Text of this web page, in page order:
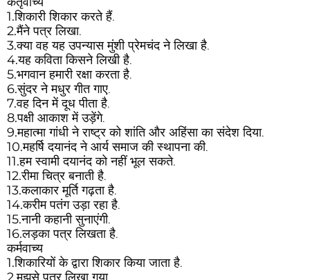
1.शिकारी शिकार करते हैं.
2.मैंने पत्र लिखा.
3.क्या वह यह उपन्यास मुंशी प्रेमचंद ने लिखा है.
4.यह कविता किसने लिखी है.
5.भगवान हमारी रक्षा करता है.
6.सुंदर ने मधुर गीत गाए.
7.वह दिन में दूध पीता है.
8.पक्षी आकाश में उड़ेंगे.
9.महात्मा गांधी ने राष्ट्र को शांति और अहिंसा का संदेश दिया.
10.महर्षि दयानंद ने आर्य समाज की स्थापना की.
11.हम स्वामी दयानंद को नहीं भूल सकते.
12.रीमा चित्र बनाती है.
13.कलाकार मूर्ति गढ़ता है.
14.करीम पतंग उड़ा रहा है.
15.नानी कहानी सुनाएंगी.
16.लड़का पत्र लिखता है.
कर्मवाच्य
1.शिकारियों के द्वारा शिकार किया जाता है.
2.मुझसे पत्र लिखा गया.